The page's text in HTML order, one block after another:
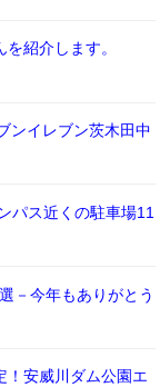
紹介します。
ンイレブン茨木田中
パス近くの駐車場11
－今年もありがとう
！安威川ダム公園エ